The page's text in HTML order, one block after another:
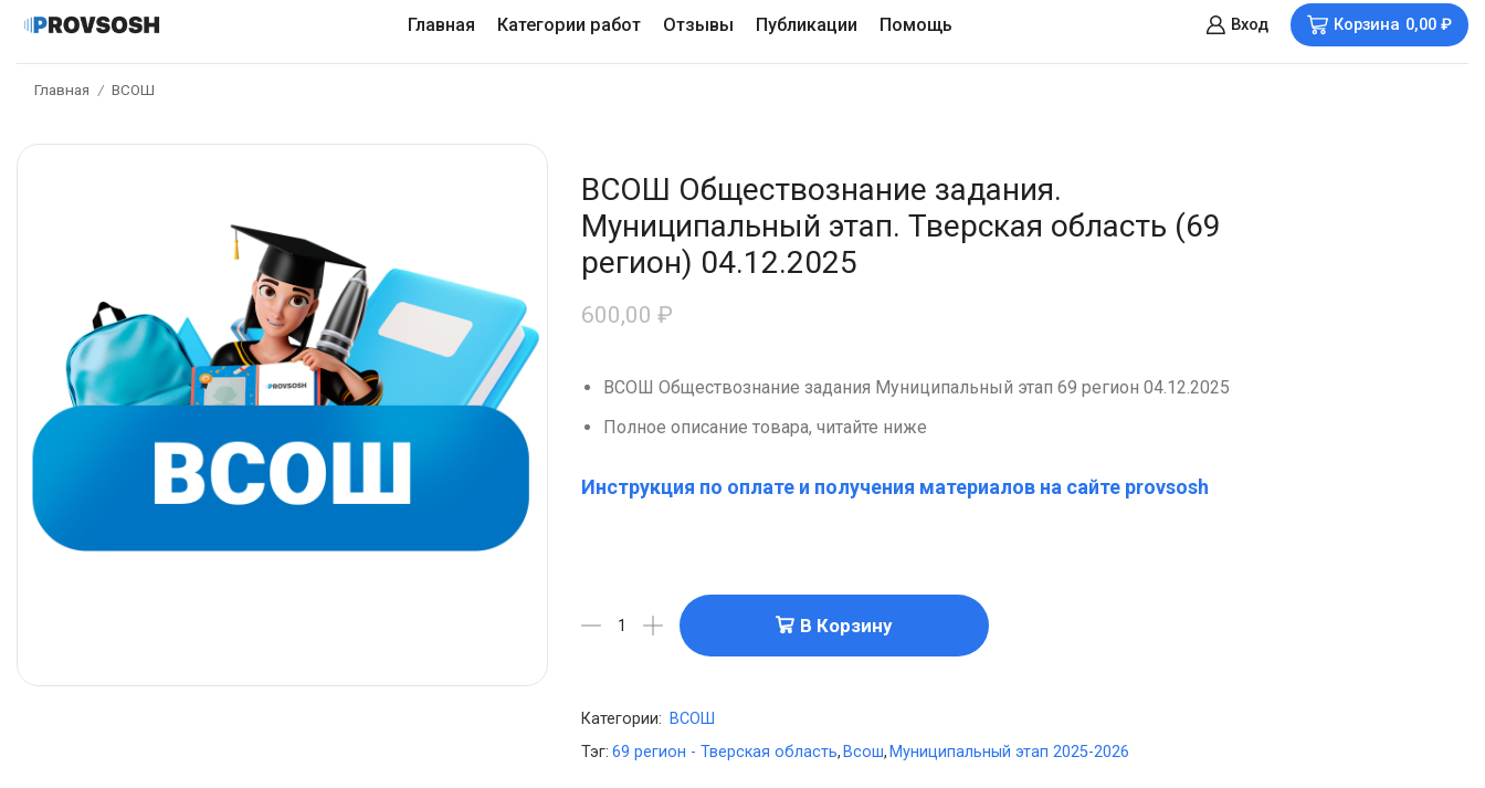
Главная Категории работ Отзывы Публикации Помощь Вход Корзина 0,00 ₽
Главная / ВСОШ
ВСОШ Обществознание задания.
Муниципальный этап. Тверская область (69
регион) 04.12.2025
600,00 ₽
ВСОШ Обществознание задания Муниципальный этап 69 регион 04.12.2025
Полное описание товара, читайте ниже
Инструкция по оплате и получения материалов на сайте provsosh
В Корзину
Категории: ВСОШ
Тэг: 69 регион - Тверская область, Всош, Муниципальный этап 2025-2026